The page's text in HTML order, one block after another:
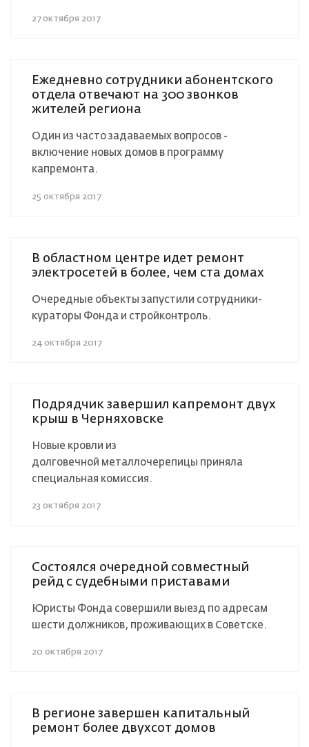
27 октября 2017
Ежедневно сотрудники абонентского
отдела отвечают на 300 звонков
жителей региона
Один из часто задаваемых вопросов -
включение новых домов в программу
капремонта.
25 октября 2017
В областном центре идет ремонт
электросетей в более, чем ста домах
Очередные объекты запустили сотрудники-
кураторы Фонда и стройконтроль.
24 октября 2017
Подрядчик завершил капремонт двух
крыш в Черняховске
Новые кровли из
долговечной металлочерепицы приняла
специальная комиссия.
23 октября 2017
Состоялся очередной совместный
рейд с судебными приставами
Юристы Фонда совершили выезд по адресам
шести должников, проживающих в Советске.
20 октября 2017
В регионе завершен капитальный
ремонт более двухсот домов